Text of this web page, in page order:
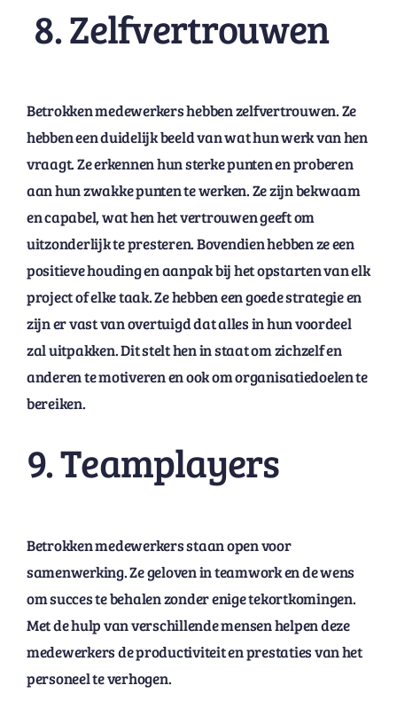
8. Zelfvertrouwen
Betrokken medewerkers hebben zelfvertrouwen. Ze
hebben een duidelijk beeld van wat hun werk van hen
vraagt. Ze erkennen hun sterke punten en proberen
aan hun zwakke punten te werken. Ze zijn bekwaam
en capabel, wat hen het vertrouwen geeft om
uitzonderlijk te presteren. Bovendien hebben ze een
positieve houding en aanpak bij het opstarten van elk
project of elke taak. Ze hebben een goede strategie en
zijn er vast van overtuigd dat alles in hun voordeel
zal uitpakken. Dit stelt hen in staat om zichzelf en
anderen te motiveren en ook om organisatiedoelen te
bereiken.
9. Teamplayers
Betrokken medewerkers staan ​​open voor
samenwerking. Ze geloven in teamwork en de wens
om succes te behalen zonder enige tekortkomingen.
Met de hulp van verschillende mensen helpen deze
medewerkers de productiviteit en prestaties van het
personeel te verhogen.